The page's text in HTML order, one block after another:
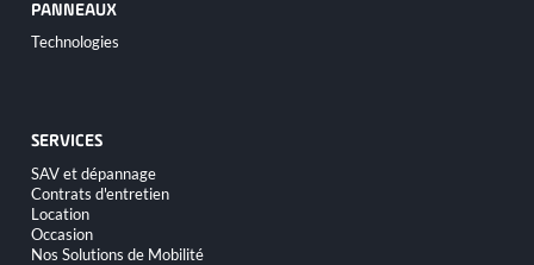
PANNEAUX
Aller
au
Technologies
SERVICES
Aller
au
contenu
SAV et dépannage
Contrats d'entretien
Location
Occasion
Nos Solutions de Mobilité